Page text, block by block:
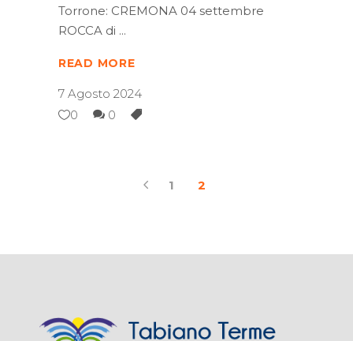
Torrone: CREMONA 04 settembre
ROCCA di
READ MORE
7 Agosto 2024
0
0
1 2